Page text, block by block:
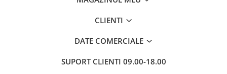
CLIENTI
DATE COMERCIALE
SUPORT CLIENTI 09.00-18.00